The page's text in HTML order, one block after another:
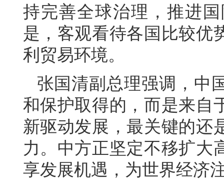
持完善全球治理，推进
是，客观看待各国比较优
利贸易环境。
张国清副总理强调，中
和保护取得的，而是来自
新驱动发展，最关键的还
力。中方正坚定不移扩大
享发展机遇，为世界经济